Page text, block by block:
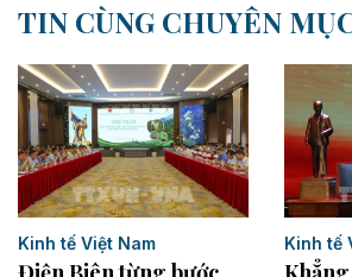
TIN CÙNG CHUYÊN
Kinh tế Việt Nam Kinh tế